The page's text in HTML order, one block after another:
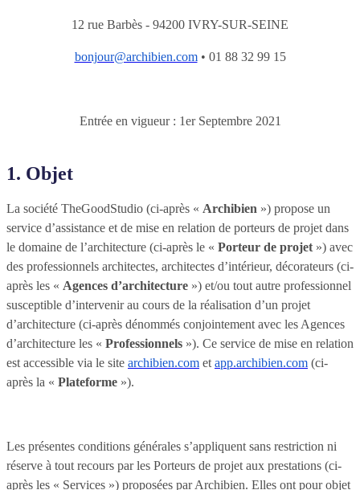
12 rue Barbès - 94200 IVRY-SUR-SEINE
bonjour@archibien.com• 01 88 32 99 15
Entrée en vigueur : 1er Septembre 2021
1. Objet
La société TheGoodStudio (ci-après « Archibien ») propose un
service d’assistance et de mise en relation de porteurs de projet dans
le domaine de l’architecture (ci-après le « Porteur de projet ») avec
des professionnels architectes, architectes d’intérieur, décorateurs (ci-
après les « Agences d’architecture ») et/ou tout autre professionnel
susceptible d’intervenir au cours de la réalisation d’un projet
d’architecture (ci-après dénommés conjointement avec les Agences
d’architecture les « Professionnels »). Ce service de mise en relation
est accessible via le site archibien.com et app.archibien.com (ci-
après la « Plateforme »).
Les présentes conditions générales s’appliquent sans restriction ni
réserve à tout recours par les Porteurs de projet aux prestations (ci-
après les « Services ») proposées par Archibien. Elles ont pour objet